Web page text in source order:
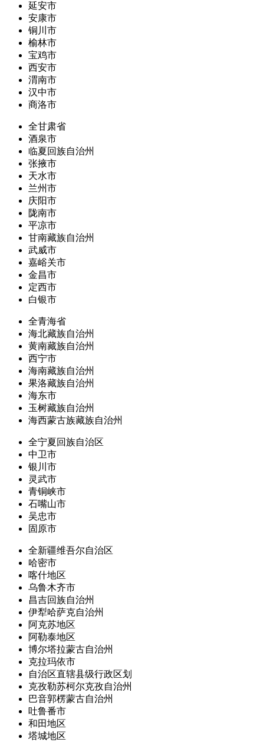
延安市
安康市
铜川市
榆林市
宝鸡市
西安市
渭南市
汉中市
商洛市
全甘肃省
酒泉市
临夏回族自治州
张掖市
天水市
兰州市
庆阳市
陇南市
平凉市
甘南藏族自治州
武威市
嘉峪关市
金昌市
定西市
白银市
全青海省
海北藏族自治州
黄南藏族自治州
西宁市
海南藏族自治州
果洛藏族自治州
海东市
玉树藏族自治州
海西蒙古族藏族自治州
全宁夏回族自治区
中卫市
银川市
灵武市
青铜峡市
石嘴山市
吴忠市
固原市
全新疆维吾尔自治区
哈密市
喀什地区
乌鲁木齐市
昌吉回族自治州
伊犁哈萨克自治州
阿克苏地区
阿勒泰地区
博尔塔拉蒙古自治州
克拉玛依市
自治区直辖县级行政区划
克孜勒苏柯尔克孜自治州
巴音郭楞蒙古自治州
吐鲁番市
和田地区
塔城地区